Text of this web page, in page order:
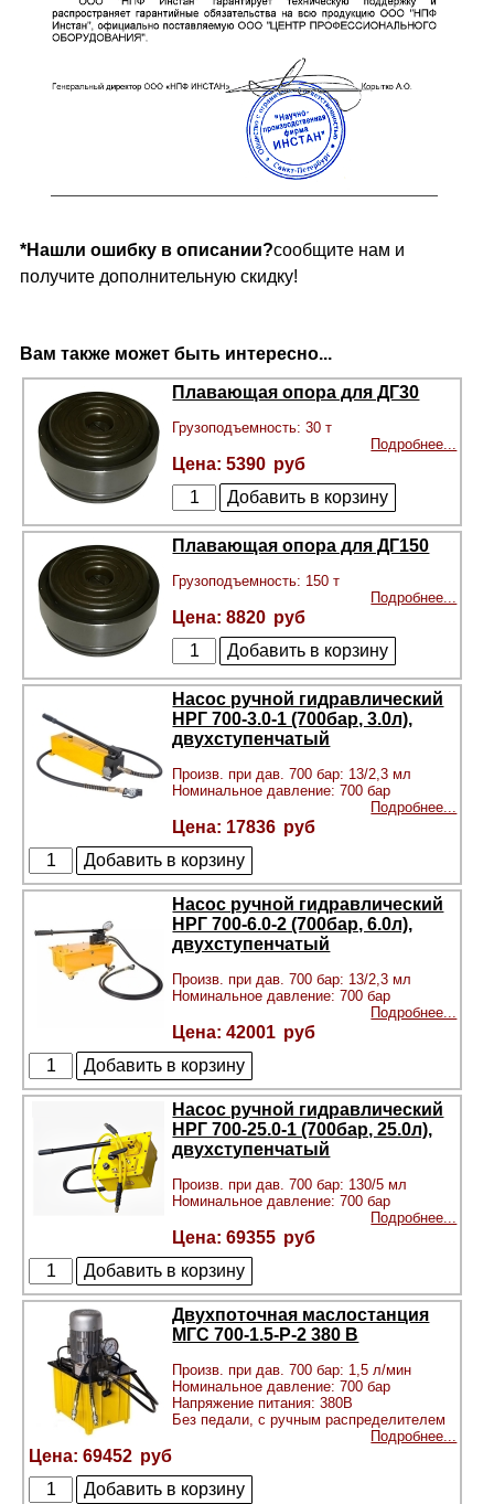
*Нашли ошибку в описании?сообщите нам и
получите дополнительную скидку!
Вам также может быть интересно...
Плавающая опора для ДГ30
Грузоподъемность: 30 т
Подробнее...
5390
Плавающая опора для ДГ150
Грузоподъемность: 150 т
Подробнее...
8820
Насос ручной гидравлический
НРГ 700-3.0-1 (700бар, 3.0л),
двухступенчатый
Произв. при дав. 700 бар: 13/2,3 мл
Номинальное давление: 700 бар
Подробнее...
17836
Насос ручной гидравлический
НРГ 700-6.0-2 (700бар, 6.0л),
двухступенчатый
Произв. при дав. 700 бар: 13/2,3 мл
Номинальное давление: 700 бар
Подробнее...
42001
Насос ручной гидравлический
НРГ 700-25.0-1 (700бар, 25.0л),
двухступенчатый
Произв. при дав. 700 бар: 130/5 мл
Номинальное давление: 700 бар
Подробнее...
69355
Двухпоточная маслостанция
МГС 700-1.5-Р-2 380 В
Произв. при дав. 700 бар: 1,5 л/мин
Номинальное давление: 700 бар
Напряжение питания: 380В
Без педали, с ручным распределителем
Подробнее...
69452